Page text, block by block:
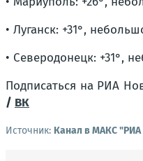
• Луганск: +31°,
• Северодонецк: +31°,
Подписаться на РИА
/ ВК
Источник: Канал в МАКС